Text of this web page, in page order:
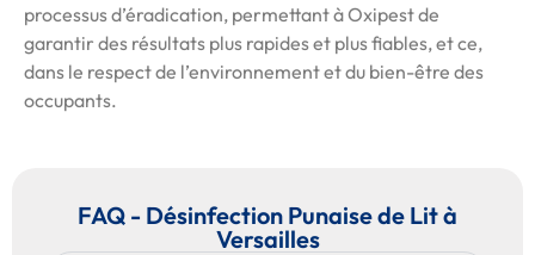
processus d’éradication, permettant à Oxipest de
garantir des résultats plus rapides et plus fiables, et ce,
dans le respect de l’environnement et du bien-être des
occupants.
FAQ - Désinfection Punaise de Lit à
Versailles